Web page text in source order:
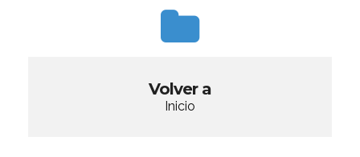
Volver a
Inicio